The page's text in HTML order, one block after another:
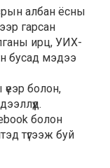
албан ёсны
гарсан
ирц, УИХ-
бусад мэдээ
болон,
болон
түгээж буй